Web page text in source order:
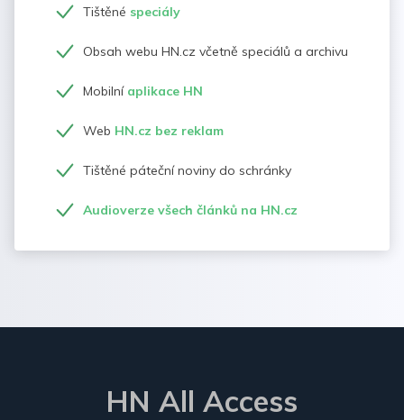
Tištěné speciály
Obsah webu HN.cz včetně speciálů a archivu
Mobilní aplikace HN
Web HN.cz bez reklam
Tištěné páteční noviny do schránky
Audioverze všech článků na HN.cz
HN All Access